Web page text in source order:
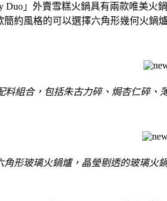
Duo」外賣雪糕火鍋具有兩款唯美
簡約風格的可以選擇六角形幾何火鍋
料組合，包括朱古力碎、焗杏仁碎、
角形玻璃火鍋爐，晶瑩剔透的玻璃